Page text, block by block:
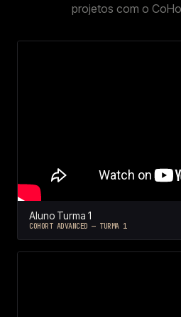
projetos com o
Aluno Turma 1
COHORT ADVANCED — TURMA 1